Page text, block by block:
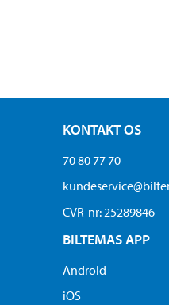
KONTAKT OS
70 80 77 70
CVR-nr: 25289846
BILTEMAS APP
Android
iOS